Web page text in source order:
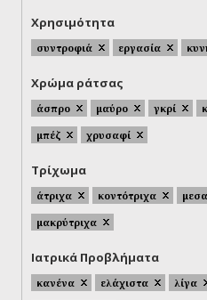
Χρησιμότητα
συντροφιά εργασία
Χρώμα ράτσας
άσπρο μαύρο γκρί
μπέζ
χρυσαφί
Τρίχωμα
άτριχα κοντότριχα
μακρύτριχα
Ιατρικά Προβλήματα
κανένα ελάχιστα λίγα